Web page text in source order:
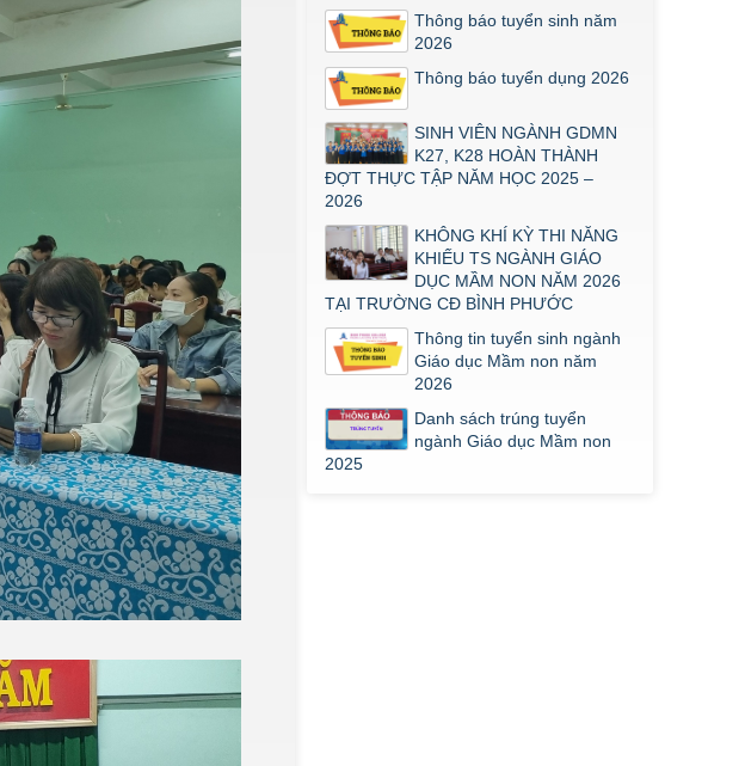
NĂM 2026
Thông báo về việc tổ chức thi năng
khiếu ngành Giáo dục Mầm non năm
2026
Thông báo tuyển sinh năm
2026
Thông báo tuyển dụng 2026
SINH VIÊN NGÀNH GDMN
K27, K28 HOÀN THÀNH
ĐỢT THỰC TẬP NĂM HỌC 2025 –
2026
KHÔNG KHÍ KỲ THI NĂNG
KHIẾU TS NGÀNH GIÁO
DỤC MẦM NON NĂM 2026
TẠI TRƯỜNG CĐ BÌNH PHƯỚC
Thông tin tuyển sinh ngành
Giáo dục Mầm non năm
2026
Danh sách trúng tuyển
ngành Giáo dục Mầm non
2025